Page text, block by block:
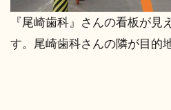
『尾崎歯科』さんの看板が見
す。尾崎歯科さんの隣が目的